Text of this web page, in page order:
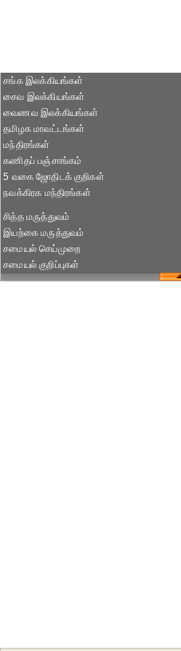
சங்க இலக்கியங்கள்
சைவ இலக்கியங்கள்
வைணவ இலக்கியங்கள்
தமிழக மாவட்டங்கள்
மந்திரங்கள்
கணிதப் பஞ்சாங்கம்
5 வகை ஜோதிடக் குறிகள்
நவக்கிரக மந்திரங்கள்
சித்த மருத்துவம்
இயற்கை மருத்துவம்
சமையல் செய்முறை
சமையல் குறிப்புகள்